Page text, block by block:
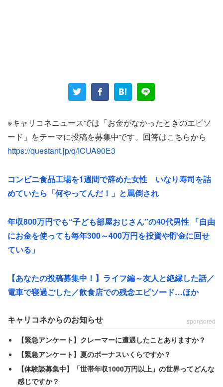
りくりしていたという。「お昼は職場で給食が出るので残
さず食べて晩御飯は食べない生活」を徹底していた。それ
でも出費は抑えきれず、「お給料日前にはお財布に500円
どん底を救った、友人夫婦の“冷凍弁当”
そんな困窮極まる女性に、意外なところから救いの手が差
し伸べられた。
「そんな時に友達夫婦がコンビニのオーナーになりまし
た。遊びに行く度に冷凍しておいてくれた廃棄寸前のお弁
ました」
空腹を満たしたのは、本来なら捨てられるはずだった食料
だった。女性は「本当に人は1人では生きていけない事を
実感した出来事です」と綴る。
※キャリコネニュースでは「お金がなかったときのエピソ
ード」をテーマに投稿を募集中です。回答はこちらから
https://questant.jp/q/ICUA90E3
コンビニ食品工場を1週間で辞めた女性 いなり寿司を詰
めていたら「何やってんだ！」と罵倒され
年収800万円でも“子ども部屋おじさん”の40代男性 「自由
にお金を使っても毎年300～400万円を投資や貯金に回せ
ている」
【あなたの投稿募集中！】ライフ編～友人と絶縁した話／
電車で寝過ごした／飲食店での残念エピソード…ほか
キャリコネからのお知らせ sponsored
【緊急アンケート】クレーマーに遭遇したことありますか？
【緊急アンケート】夏のボーナスいくらですか？
【体験談募集中】「世帯年収1000万円以上」の世界ってどんな
感じですか？